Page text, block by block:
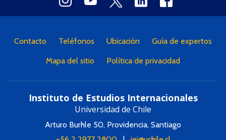
Contacto Teléfonos Ubicación Guía de expertos
Mapa del sitio Política de privacidad
Instituto de Estudios Internacionales
Universidad de Chile
Arturo Burhle 50, Providencia, Santiago